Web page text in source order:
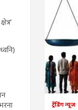
ट्रेंडिंग न्यूज